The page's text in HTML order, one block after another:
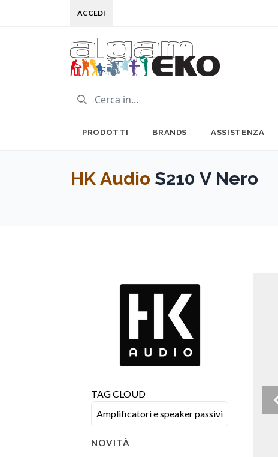
ACCEDI
PRODOTTI BRANDS ASSISTENZA
HK Audio S210 V Nero
TAG CLOUD
Amplificatori e speaker passivi
NOVITÀ